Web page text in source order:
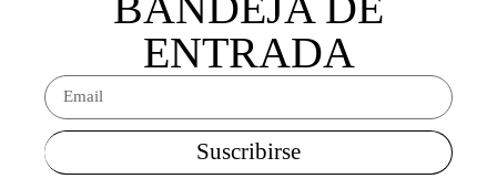
ENTRADA
Suscribirse